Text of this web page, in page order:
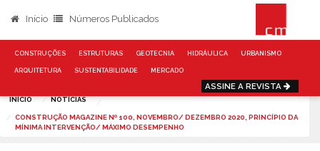
Início Números Publicados
CONSTRUÇÕES ESTRUTURAS GEOTECNIA HIDRÁULICA URBANISMO
ARQUITETURA SUSTENTABILIDADE MERCADO
ASSINE A REVISTA
INÍCIO NOTÍCIAS
CONSTRUÇÃO MAGAZINE Nº 100, NOVEMBRO/ DEZEMBRO 2020, PRINCÍPIO DA
MÍNIMA INTERVENÇÃO/ MÁXIMO DESEMPENHO